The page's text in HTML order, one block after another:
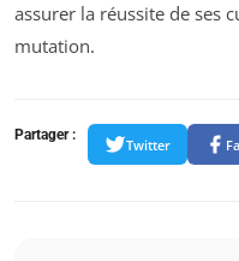
assurer la réussite de ses
mutation.
Partager :
Twitter